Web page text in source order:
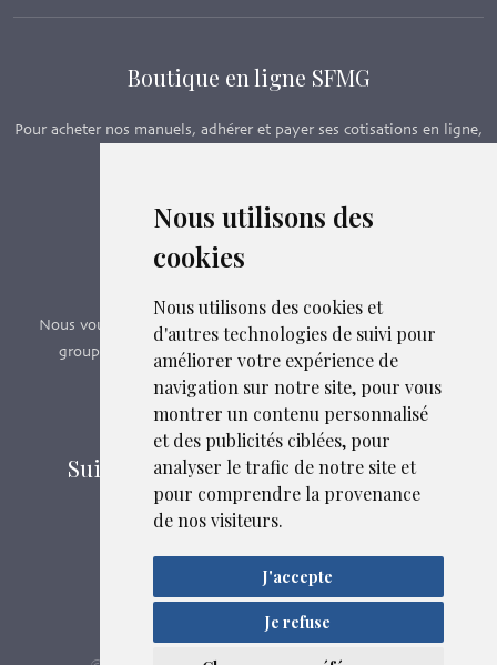
Nous utilisons des
cookies
Nous utilisons des cookies et
d'autres technologies de suivi pour
améliorer votre expérience de
navigation sur notre site, pour vous
montrer un contenu personnalisé
et des publicités ciblées, pour
analyser le trafic de notre site et
pour comprendre la provenance
de nos visiteurs.
J'accepte
Je refuse
Liens et fichiers associés
Boutique en ligne SFMG
Pour acheter nos manuels, adhérer et payer ses cotisations en ligne,
Boutique en ligne
Formations SFMG
Nous vous proposons des formations e-learning, présentiels,
groupes de pairs - Certificat QUALIOPI n° 2020/89171.3
Découvrir nos formations
Suivez-nous sur les réseaux sociaux
Mentions légales
Confidentialité
Plan du site